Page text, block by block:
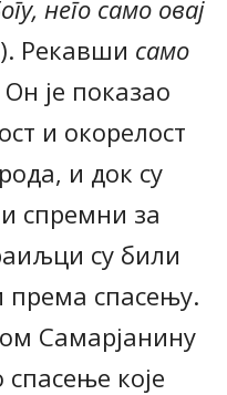
него само овај
Рекавши само
Он је показао
и окорелост
и док су
спремни за
су били
спасењу.
Самарјанину
које